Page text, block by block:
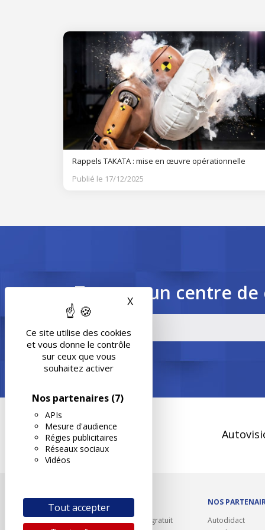
Ce site utilise des cookies
et vous donne le contrôle
sur ceux que vous
souhaitez activer
Nos partenaires (7)
APIs
Mesure d'audience
Régies publicitaires
Réseaux sociaux
Vidéos
Tout accepter
X Masquer le bandeau des
Rappels TAKATA : mise en œuvre opérationnelle
Publié le 17/12/2025
Trouvez un centre
Rappel contrôle technique gratuit
NOS
Autodidact